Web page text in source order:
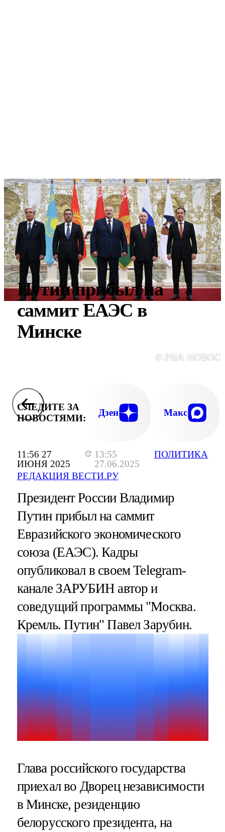
11:56 27
ИЮНЯ 2025
13:55
27.06.2025
РЕДАКЦИЯ ВЕСТИ.РУ
ПОЛИТИКА
Путин прибыл на
саммит ЕАЭС в
Минске
© РИА
СЛЕДИТЕ ЗА
НОВОСТЯМИ:
Дзен Макс
Президент России Владимир
Путин прибыл на саммит
Евразийского экономического
союза (ЕАЭС). Кадры
опубликовал в своем Telegram-
канале ЗАРУБИН автор и
соведущий программы "Москва.
Кремль. Путин" Павел Зарубин.
Глава российского государства
приехал во Дворец независимости
в Минске, резиденцию
белорусского президента, на